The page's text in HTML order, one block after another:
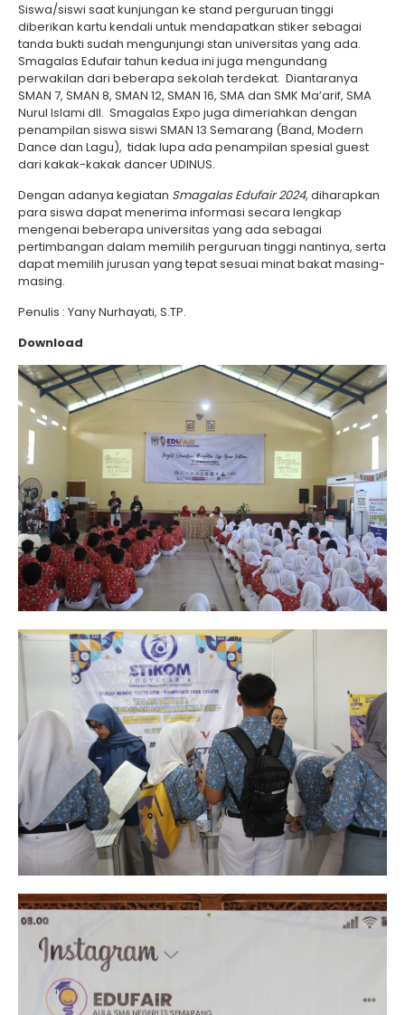
Siswa/siswi saat kunjungan ke stand perguruan tinggi
diberikan kartu kendali untuk mendapatkan stiker sebagai
tanda bukti sudah mengunjungi stan universitas yang ada.
Smagalas Edufair tahun kedua ini juga mengundang
perwakilan dari beberapa sekolah terdekat. Diantaranya
SMAN 7, SMAN 8, SMAN 12, SMAN 16, SMA dan SMK Ma’arif, SMA
Nurul Islami dll. Smagalas Expo juga dimeriahkan dengan
penampilan siswa siswi SMAN 13 Semarang (Band, Modern
Dance dan Lagu), tidak lupa ada penampilan spesial guest
dari kakak-kakak dancer UDINUS.
Dengan adanya kegiatan Smagalas Edufair 2024, diharapkan
para siswa dapat menerima informasi secara lengkap
mengenai beberapa universitas yang ada sebagai
pertimbangan dalam memilih perguruan tinggi nantinya, serta
dapat memilih jurusan yang tepat sesuai minat bakat masing-
masing.
Penulis : Yany Nurhayati, S.TP.
Download